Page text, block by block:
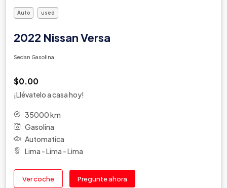
Auto used
2022 Nissan Versa
Sedan Gasolina
$0.00
¡Llévatelo a casa hoy!
35000 km
Gasolina
Automatica
Lima - Lima - Lima
Ver coche Pregunte ahora